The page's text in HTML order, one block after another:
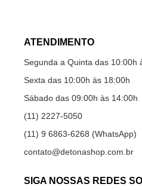
ATENDIMENTO
Segunda a Quinta das 10:00h
Sexta das 10:00h às 18:00h
Sábado das 09:00h às 14:00h
(11) 2227-5050
(11) 9 6863-6268 (WhatsApp)
contato@detonashop.com.br
SIGA NOSSAS REDES